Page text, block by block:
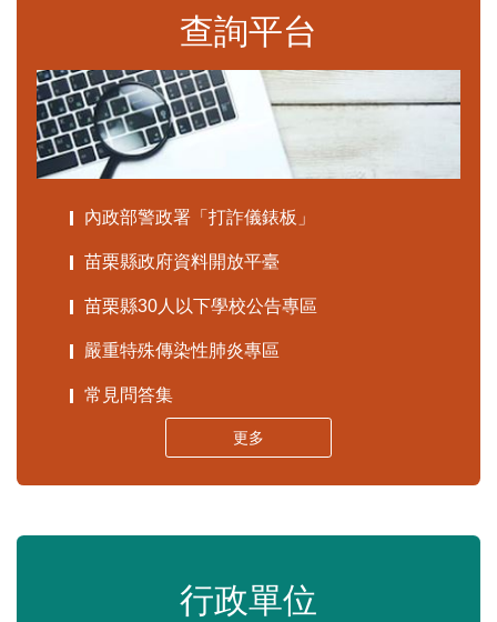
查詢平台
內政部警政署「打詐儀錶板」
苗栗縣政府資料開放平臺
苗栗縣30人以下學校公告專區
嚴重特殊傳染性肺炎專區
常見問答集
更多
行政單位